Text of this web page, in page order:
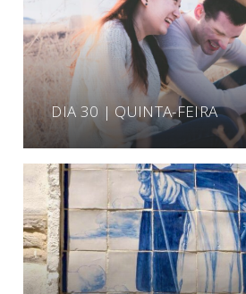
DIA 30 | QUINTA-FEIRA